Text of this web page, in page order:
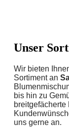
Unser
Wir bieten
Sortiment an
bis hin zu
uns gerne an.